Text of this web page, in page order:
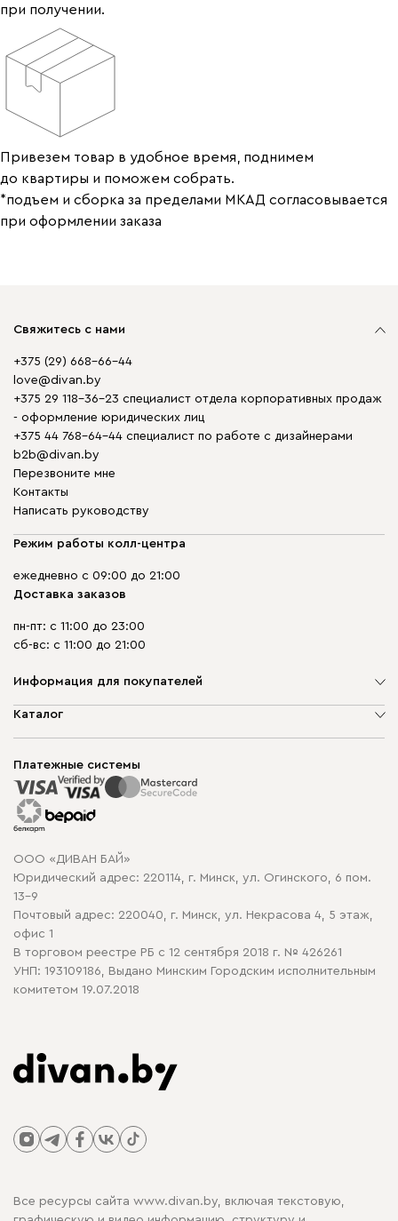
при получении.
Привезем товар в удобное время, поднимем
до квартиры и поможем собрать.
*подъем и сборка за пределами МКАД согласовывается
при оформлении заказа
Свяжитесь с нами
+375 (29) 668-66-44
love@divan.by
+375 29 118-36-23 специалист отдела корпоративных продаж
- оформление юридических лиц
+375 44 768-64-44 специалист по работе с дизайнерами
b2b@divan.by
Перезвоните мне
Контакты
Написать руководству
Режим работы колл-центра
ежедневно с 09:00 до 21:00
Доставка заказов
пн-пт: с 11:00 до 23:00
сб-вс: с 11:00 до 21:00
Информация для покупателей
О компании
Способы оплаты
Рассрочка и кредит
Гарантия
Карта сайта
Политика конфиденциальности
Политика в отношении обработки cookie
Каталог
Корпусная мебель
Распродажа мебели
Платежные системы
ООО «ДИВАН БАЙ»
Юридический адрес: 220114, г. Минск, ул. Огинского, 6 пом.
13-9
Почтовый адрес: 220040, г. Минск, ул. Некрасова 4, 5 этаж,
офис 1
В торговом реестре РБ с 12 сентября 2018 г. № 426261
УНП: 193109186, Выдано Минским Городским исполнительным
комитетом 19.07.2018
Все ресурсы сайта www.divan.by, включая текстовую,